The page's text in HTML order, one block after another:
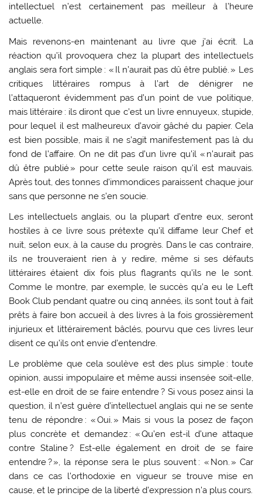
intellectuel n’est certainement pas meilleur à l’heure
actuelle.
Mais revenons-en maintenant au livre que j’ai écrit. La
réaction qu’il provoquera chez la plupart des intellectuels
anglais sera fort simple : « Il n’aurait pas dû être publié. » Les
critiques littéraires rompus à l’art de dénigrer ne
l’attaqueront évidemment pas d’un point de vue politique,
mais littéraire : ils diront que c’est un livre ennuyeux, stupide,
pour lequel il est malheureux d’avoir gâché du papier. Cela
est bien possible, mais il ne s’agit manifestement pas là du
fond de l’affaire. On ne dit pas d’un livre qu’il « n’aurait pas
dû être publié » pour cette seule raison qu’il est mauvais.
Après tout, des tonnes d’immondices paraissent chaque jour
sans que personne ne s’en soucie.
Les intellectuels anglais, ou la plupart d’entre eux, seront
hostiles à ce livre sous prétexte qu’il diffame leur Chef et
nuit, selon eux, à la cause du progrès. Dans le cas contraire,
ils ne trouveraient rien à y redire, même si ses défauts
littéraires étaient dix fois plus flagrants qu’ils ne le sont.
Comme le montre, par exemple, le succès qu’a eu le Left
Book Club pendant quatre ou cinq années, ils sont tout à fait
prêts à faire bon accueil à des livres à la fois grossièrement
injurieux et littérairement bâclés, pourvu que ces livres leur
disent ce qu’ils ont envie d’entendre.
Le problème que cela soulève est des plus simple : toute
opinion, aussi impopulaire et même aussi insensée soit-elle,
est-elle en droit de se faire entendre ? Si vous posez ainsi la
question, il n’est guère d’intellectuel anglais qui ne se sente
tenu de répondre : « Oui. » Mais si vous la posez de façon
plus concrète et demandez : « Qu’en est-il d’une attaque
contre Staline ? Est-elle également en droit de se faire
entendre ? », la réponse sera le plus souvent : « Non. » Car
dans ce cas l’orthodoxie en vigueur se trouve mise en
cause, et le principe de la liberté d’expression n’a plus cours.